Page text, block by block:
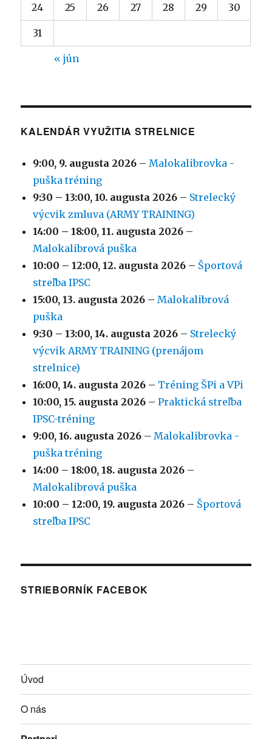
24 25 26 27 28 29 30
31
« jún
KALENDÁR VYUŽITIA STRELNICE
9:00, 9. augusta 2026 – Malokalibrovka -
puška tréning
9:30 – 13:00,10. augusta 2026 – Strelecký
výcvik zmluva (ARMY TRAINING)
14:00 – 18:00,11. augusta 2026 –
Malokalibrová puška
10:00 – 12:00,12. augusta 2026 – Športová
streľba IPSC
15:00,13. augusta 2026 – Malokalibrová
puška
9:30 – 13:00,14. augusta 2026 – Strelecký
výcvik ARMY TRAINING (prenájom
strelnice)
16:00,14. augusta 2026 – Tréning ŠPi a VPi
10:00,15. augusta 2026 –Praktická streľba
IPSC-tréning
9:00,16. augusta 2026 – Malokalibrovka -
puška tréning
14:00 – 18:00,18. augusta 2026 –
Malokalibrová puška
10:00 – 12:00,19. augusta 2026 – Športová
streľba IPSC
STRIEBORNÍK FACEBOK
Úvod
O nás